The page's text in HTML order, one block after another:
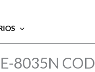
8035N COD